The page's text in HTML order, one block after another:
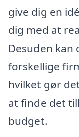
give dig en
dig med at
Desuden
forskellige
hvilket gør
at finde det
budget.